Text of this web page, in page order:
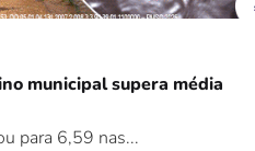
municipal supera média
para 6,59 nas...